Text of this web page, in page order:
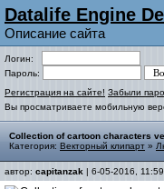
Datalife Engine
Описание сайта
Логин:
Пароль:
Регистрация на сайте! Забыли
Вы просматриваете мобильную
Collection of cartoon characters
Категория: Векторный клипарт »
автор: capitanzak | 6-05-2016,